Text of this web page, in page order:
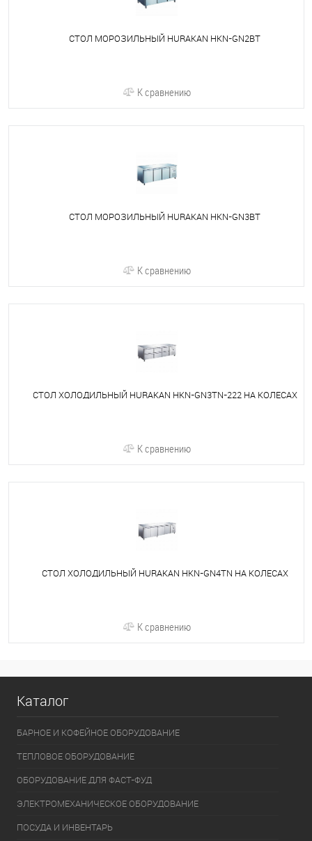
СТОЛ МОРОЗИЛЬНЫЙ HURAKAN HKN-GN2BT
К сравнению
СТОЛ МОРОЗИЛЬНЫЙ HURAKAN HKN-GN3BT
К сравнению
СТОЛ ХОЛОДИЛЬНЫЙ HURAKAN HKN-GN3TN-222 НА КОЛЕСАХ
К сравнению
СТОЛ ХОЛОДИЛЬНЫЙ HURAKAN HKN-GN4TN НА КОЛЕСАХ
К сравнению
Каталог
БАРНОЕ И КОФЕЙНОЕ ОБОРУДОВАНИЕ
ТЕПЛОВОЕ ОБОРУДОВАНИЕ
ОБОРУДОВАНИЕ ДЛЯ ФАСТ-ФУД
ЭЛЕКТРОМЕХАНИЧЕСКОЕ ОБОРУДОВАНИЕ
ПОСУДА И ИНВЕНТАРЬ